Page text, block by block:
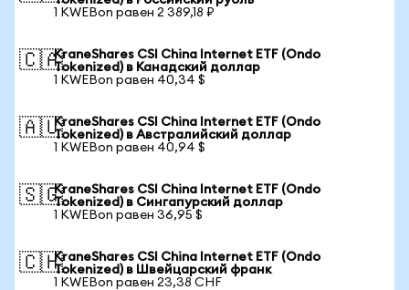
1 KWEBon равен 2 389,18 ₽
🇨🇦KraneShares CSI China Internet ETF (Ondo
Tokenized) в Канадский доллар
1 KWEBon равен 40,34 $
🇦🇺KraneShares CSI China Internet ETF (Ondo
Tokenized) в Австралийский доллар
1 KWEBon равен 40,94 $
🇸🇬KraneShares CSI China Internet ETF (Ondo
Tokenized) в Сингапурский доллар
1 KWEBon равен 36,95 $
🇨🇭KraneShares CSI China Internet ETF (Ondo
Tokenized) в Швейцарский франк
1 KWEBon равен 23,38 CHF